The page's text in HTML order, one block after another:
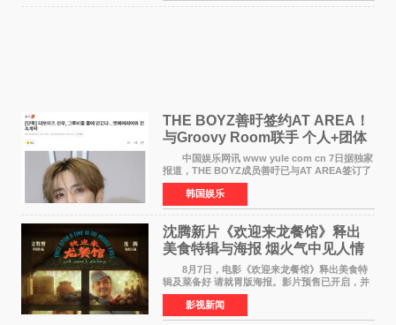
THE BOYZ善旴签约AT AREA！
与Groovy Room联手 个人+团体
活动并行
中国娱乐网讯 www yule com cn 7日据独家
报道，THE BOYZ成员善旴已与AT AREA签订了
专属合约。AT AREA是由知名制作人组合
Groovy Room创立的hip-hop厂牌，旗下拥有多
位实力派音乐人，在韩
韩国娱乐
沈腾新片《欢迎来龙餐馆》释出
美食特辑与海报 烟火气中见人情
温暖
8月7日，电影《欢迎来龙餐馆》释出美食特
辑及菜备好 请就胃版海报。影片预售已开启，并
将于8月8日至10日14:00-21:00举行全国超前点
映。电影《欢迎来龙餐馆》作为战争美食喜剧大
片，讲述了中国
影视新闻